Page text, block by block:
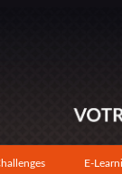
E-